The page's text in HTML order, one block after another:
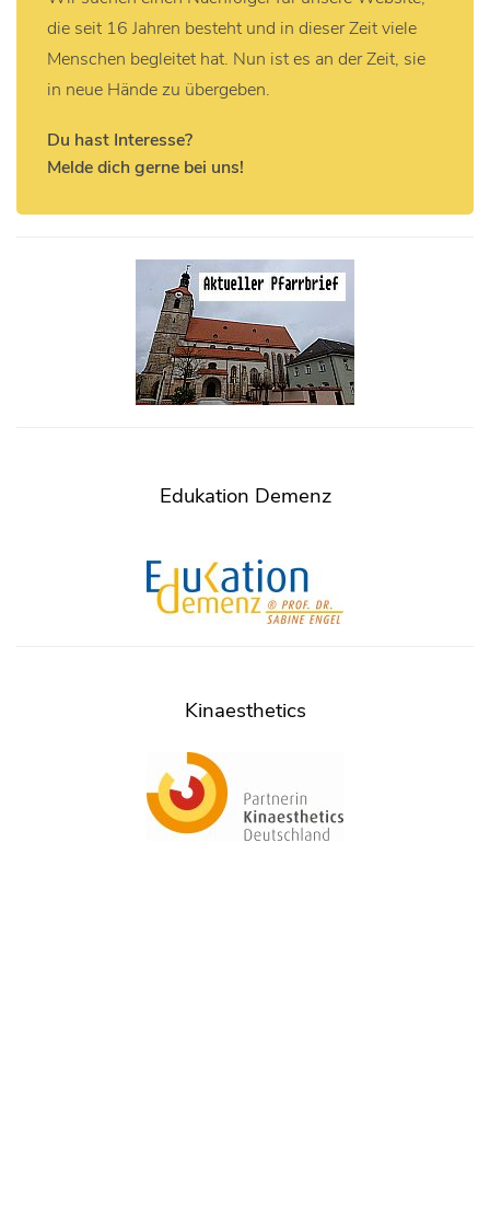
die seit 16 Jahren besteht und in dieser Zeit viele
Menschen begleitet hat. Nun ist es an der Zeit, sie
in neue Hände zu übergeben.
Du hast Interesse?
Melde dich gerne bei uns!
Edukation Demenz
Kinaesthetics